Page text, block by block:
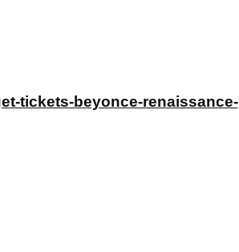
tickets-beyonce-renaissance-